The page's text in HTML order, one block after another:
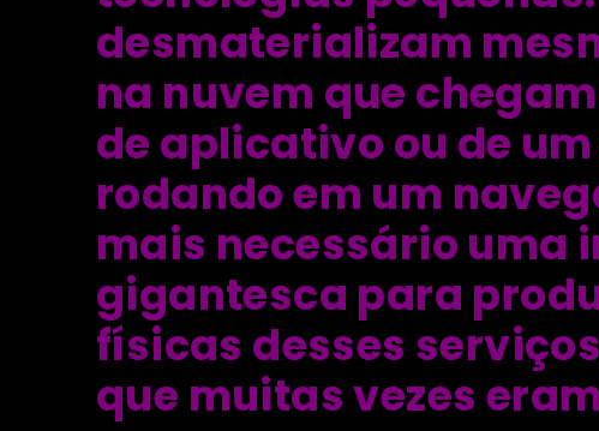
desmaterializam
na nuvem que
de aplicativo ou de
rodando em um
mais necessário uma
gigantesca para
físicas desses
que muitas vezes